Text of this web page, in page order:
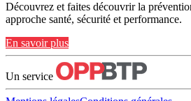
Découvrez et faites découvrir la
approche santé, sécurité et performance.
En savoir plus
Un service